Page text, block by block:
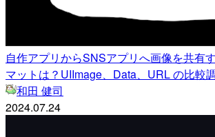
自作アプリからSNSアプリへ画像を共有
マットは？UIImage、Data、URL の比較
和田 健司
2024.07.24